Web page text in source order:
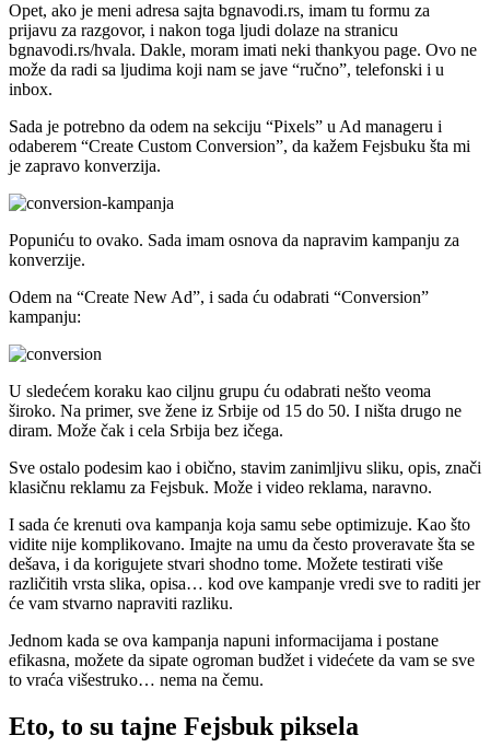
Opet, ako je meni adresa sajta bgnavodi.rs, imam tu formu za
prijavu za razgovor, i nakon toga ljudi dolaze na stranicu
bgnavodi.rs/hvala. Dakle, moram imati neki thankyou page. Ovo ne
može da radi sa ljudima koji nam se jave “ručno”, telefonski i u
inbox.
Sada je potrebno da odem na sekciju “Pixels” u Ad manageru i
odaberem “Create Custom Conversion”, da kažem Fejsbuku šta mi
je zapravo konverzija.
Popuniću to ovako. Sada imam osnova da napravim kampanju za
konverzije.
Odem na “Create New Ad”, i sada ću odabrati “Conversion”
kampanju:
U sledećem koraku kao ciljnu grupu ću odabrati nešto veoma
široko. Na primer, sve žene iz Srbije od 15 do 50. I ništa drugo ne
diram. Može čak i cela Srbija bez ičega.
Sve ostalo podesim kao i obično, stavim zanimljivu sliku, opis, znači
klasičnu reklamu za Fejsbuk. Može i video reklama, naravno.
I sada će krenuti ova kampanja koja samu sebe optimizuje. Kao što
vidite nije komplikovano. Imajte na umu da često proveravate šta se
dešava, i da korigujete stvari shodno tome. Možete testirati više
različitih vrsta slika, opisa… kod ove kampanje vredi sve to raditi jer
će vam stvarno napraviti razliku.
Jednom kada se ova kampanja napuni informacijama i postane
efikasna, možete da sipate ogroman budžet i videćete da vam se sve
to vraća višestruko… nema na čemu.
Eto, to su tajne Fejsbuk piksela